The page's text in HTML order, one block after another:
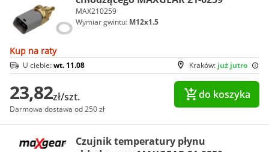
MAX210259
Wymiar gwintu: M12x1.5
Kup na raty
Kraków: już jutro
U ciebie:wt. 11.08
23,82zł/szt.
Darmowa dostawa od 250 zł
do koszyka
Czujnik temperatury płynu